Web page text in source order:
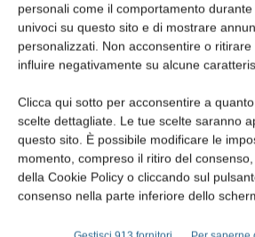
personali come il comportamento
univoci su questo sito e di mostrare
personalizzati. Non acconsentire o
influire negativamente su alcune
Clicca qui sotto per acconsentire a
scelte dettagliate. Le tue scelte saranno
questo sito. È possibile modificare le
momento, compreso il ritiro del
della Cookie Policy o cliccando sul
consenso nella parte inferiore dello
Edicola web
Abbonati
Iscriviti alla newsletter